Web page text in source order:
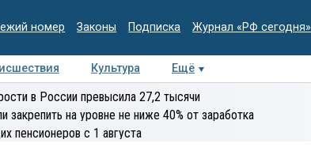
номер Законы Подписка Журнал «РФ сегодня»
Культура Ещё
Интервью Колумнисты
экспертиза
в России превысила 27,2 тысячи
на уровне не ниже 40% от заработка
пенсионеров с 1 августа